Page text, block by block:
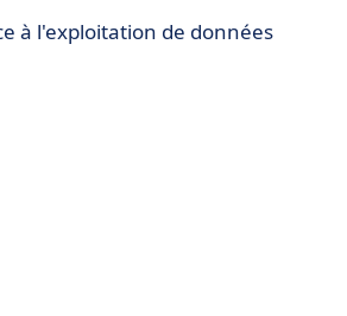
à l'exploitation de données